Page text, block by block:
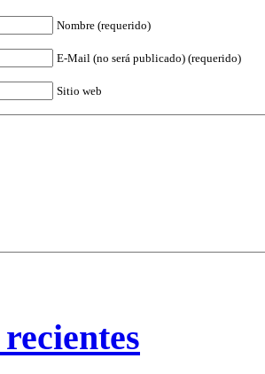
Nombre (requerido)
E-Mail (no será publicado) (requerido)
Sitio web